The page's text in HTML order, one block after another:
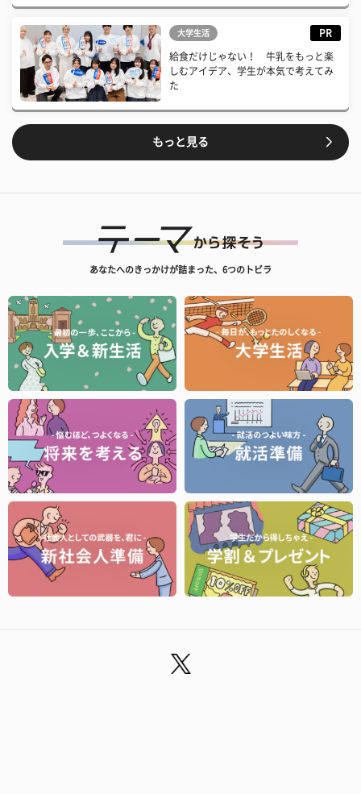
大学生活 PR
給食だけじゃない！ 牛乳をもっと楽
しむアイデア、学生が本気で考えてみ
た
もっと見る
あなたへのきっかけが詰まった、6つのトビラ